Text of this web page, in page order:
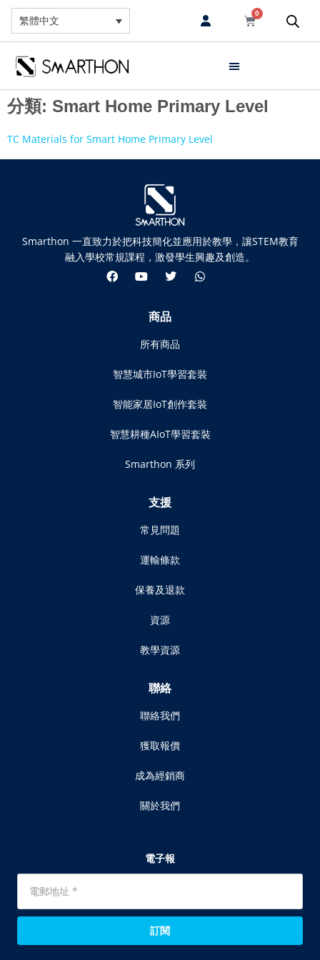
繁體中文
0
分類: Smart Home Primary Level
TC Materials for Smart Home Primary Level
Smarthon 一直致力於把科技簡化並應用於教學，讓STEM教育
融入學校常規課程，激發學生興趣及創造。
商品
所有商品
智慧城市IoT學習套裝
智能家居IoT創作套裝
智慧耕種AIoT學習套裝
Smarthon 系列
支援
常見問題
運輸條款
保養及退款
資源
教學資源
聯絡
聯絡我們
獲取報價
成為經銷商
關於我們
電子報
訂閱